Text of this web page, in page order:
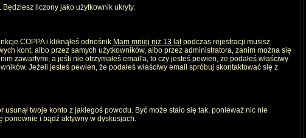
liczony jako użytkownik ukryty.
COPPA i kliknąłeś odnośnik Mam mniej niż 13 latpodczas rejestracji musisz
kont, albo przez samych użytkowników, albo przez administratora, zanim można się
zawartymi, a jeśli nie otrzymałeś email'a, to czy jesteś pewien, że podałeś właściwy
Jeżeli jesteś pewien, że podałeś właściwy email spróbuj skontaktować się z
twoje konto z jakiegoś powodu. Być może stało się tak, ponieważ nic nie
ponownie i bądź aktywny w dyskusjach.